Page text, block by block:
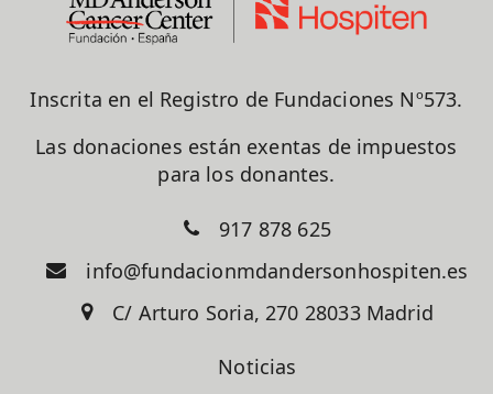
Inscrita en el Registro de Fundaciones Nº573.
Las donaciones están exentas de impuestos
para los donantes.
917 878 625
info@fundacionmdandersonhospiten.es
C/ Arturo Soria, 270 28033 Madrid
Noticias